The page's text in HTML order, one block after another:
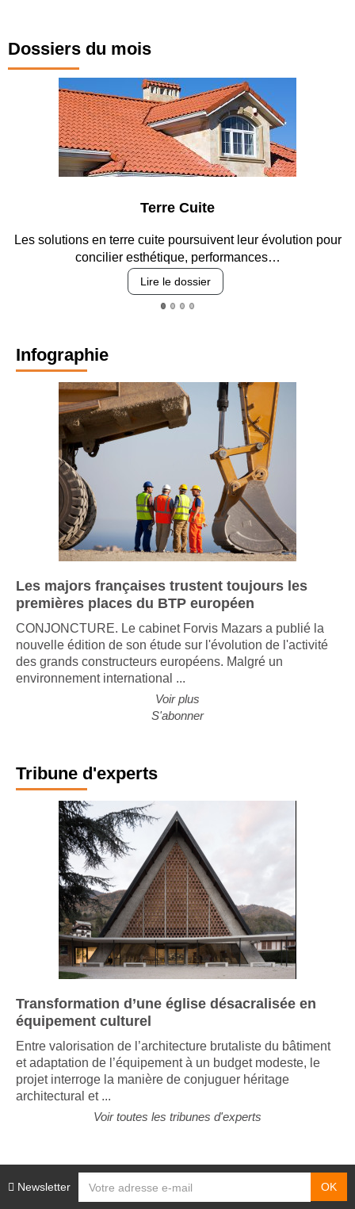
Dossiers du mois
Terre Cuite
Les solutions en terre cuite poursuivent leur évolution pour
concilier esthétique, performances…
Lire le dossier
Infographie
Les majors françaises trustent toujours les
premières places du BTP européen
CONJONCTURE. Le cabinet Forvis Mazars a publié la
nouvelle édition de son étude sur l'évolution de l'activité
des grands constructeurs européens. Malgré un
environnement international ...
Voir plus
S'abonner
Tribune d'experts
Transformation d’une église désacralisée en
équipement culturel
Entre valorisation de l’architecture brutaliste du bâtiment
et adaptation de l’équipement à un budget modeste, le
projet interroge la manière de conjuguer héritage
architectural et ...
Voir toutes les tribunes d'experts
Newsletter